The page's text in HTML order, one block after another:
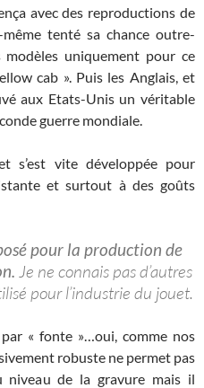
avec des reproductions de
tenté sa chance outre-
uniquement pour ce
cab ». Puis les Anglais, et
aux Etats-Unis un véritable
guerre mondiale.
s’est vite développée pour
et surtout à des goûts
pour la production de
Je ne connais pas d’autres
pour l’industrie du jouet.
« fonte »…oui, comme nos
robuste ne permet pas
niveau de la gravure mais il